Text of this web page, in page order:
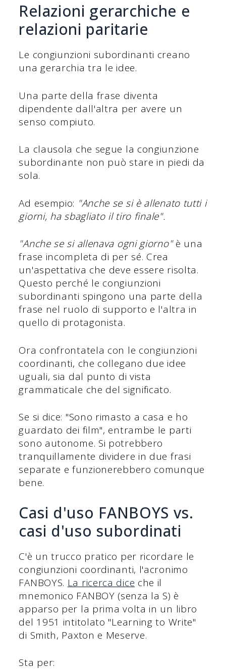
Relazioni gerarchiche e
relazioni paritarie
Le congiunzioni subordinanti creano
una gerarchia tra le idee.
Una parte della frase diventa
dipendente dall'altra per avere un
senso compiuto.
La clausola che segue la congiunzione
subordinante non può stare in piedi da
sola.
Ad esempio: "Anche se si è allenato tutti i
giorni, ha sbagliato il tiro finale".
"Anche se si allenava ogni giorno"è una
frase incompleta di per sé. Crea
un'aspettativa che deve essere risolta.
Questo perché le congiunzioni
subordinanti spingono una parte della
frase nel ruolo di supporto e l'altra in
quello di protagonista.
Ora confrontatela con le congiunzioni
coordinanti, che collegano due idee
uguali, sia dal punto di vista
grammaticale che del significato.
Se si dice: "Sono rimasto a casa e ho
guardato dei film", entrambe le parti
sono autonome. Si potrebbero
tranquillamente dividere in due frasi
separate e funzionerebbero comunque
bene.
Casi d'uso FANBOYS vs.
casi d'uso subordinati
C'è un trucco pratico per ricordare le
congiunzioni coordinanti, l'acronimo
FANBOYS. La ricerca dice che il
mnemonico FANBOY (senza la S) è
apparso per la prima volta in un libro
del 1951 intitolato "Learning to Write"
di Smith, Paxton e Meserve.
Sta per: